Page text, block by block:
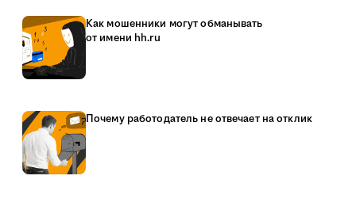
Как мошенники могут обманывать
от имени hh.ru
Почему работодатель не отвечает на отклик